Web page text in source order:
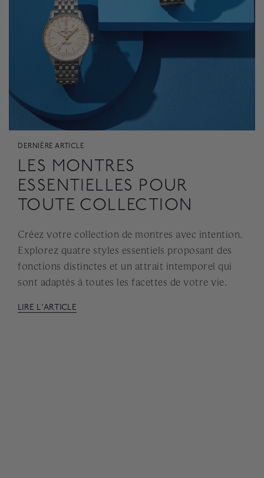
DERNIÈRE ARTICLE
LES MONTRES
ESSENTIELLES POUR
TOUTE COLLECTION
Créez votre collection de montres avec intention.
Explorez quatre styles essentiels proposant des
fonctions distinctes et un attrait intemporel qui
sont adaptés à toutes les facettes de votre vie.
LIRE L'ARTICLE